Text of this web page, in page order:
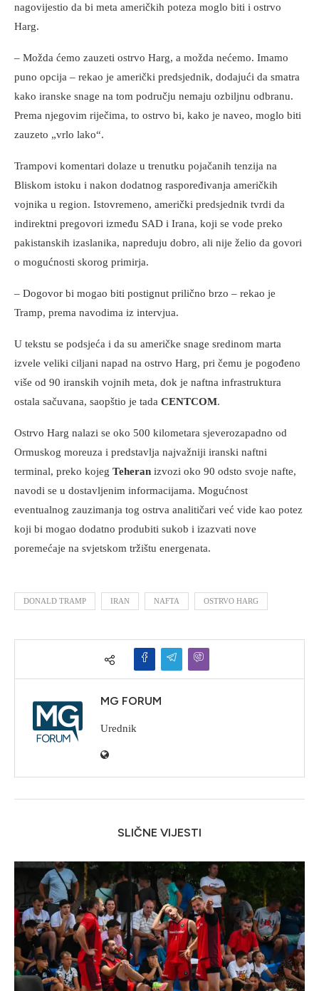
nagovijestio da bi meta američkih poteza moglo biti i ostrvo
Harg.
– Možda ćemo zauzeti ostrvo Harg, a možda nećemo. Imamo
puno opcija – rekao je američki predsjednik, dodajući da smatra
kako iranske snage na tom području nemaju ozbiljnu odbranu.
Prema njegovim riječima, to ostrvo bi, kako je naveo, moglo biti
zauzeto „vrlo lako“.
Trampovi komentari dolaze u trenutku pojačanih tenzija na
Bliskom istoku i nakon dodatnog raspoređivanja američkih
vojnika u region. Istovremeno, američki predsjednik tvrdi da
indirektni pregovori između SAD i Irana, koji se vode preko
pakistanskih izaslanika, napreduju dobro, ali nije želio da govori
o mogućnosti skorog primirja.
– Dogovor bi mogao biti postignut prilično brzo – rekao je
Tramp, prema navodima iz intervjua.
U tekstu se podsjeća i da su američke snage sredinom marta
izvele veliki ciljani napad na ostrvo Harg, pri čemu je pogođeno
više od 90 iranskih vojnih meta, dok je naftna infrastruktura
ostala sačuvana, saopštio je tada CENTCOM.
Ostrvo Harg nalazi se oko 500 kilometara sjeverozapadno od
Ormuskog moreuza i predstavlja najvažniji iranski naftni
terminal, preko kojeg Teheran izvozi oko 90 odsto svoje nafte,
navodi se u dostavljenim informacijama. Mogućnost
eventualnog zauzimanja tog ostrva analitičari već vide kao potez
koji bi mogao dodatno produbiti sukob i izazvati nove
poremećaje na svjetskom tržištu energenata.
DONALD TRAMP IRAN NAFTA OSTRVO HARG
MG FORUM
Urednik
SLIČNE VIJESTI